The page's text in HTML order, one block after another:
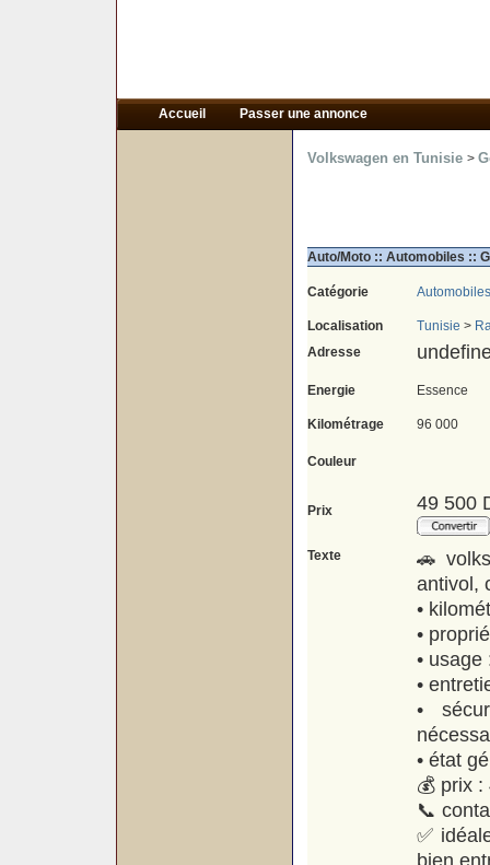
Accueil Passer une annonce
Volkswagen en Tunisie >
Auto/Moto :: Automobiles ::
Catégorie Automobiles
Localisation Tunisie >
Adresse
Energie Essence
Kilométrage 96 000
Couleur
Prix 49 500
Texte
🚗
antivol,
•
•
• usage
•
•
• état
💰 prix
📞
✅
bien